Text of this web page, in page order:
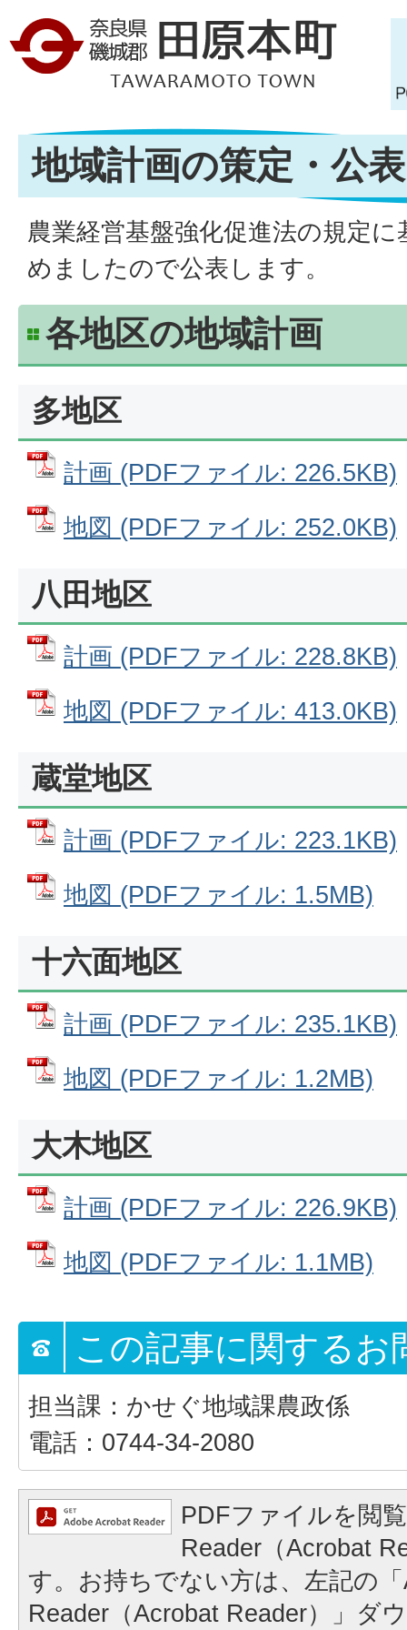
地域計画の策定・公表
農業経営基盤強化促進法の規定
めましたので公表します。
各地区の地域計画
多地区
計画 (PDFファイル: 226.5KB)
地図 (PDFファイル: 252.0KB)
八田地区
計画 (PDFファイル: 228.8KB)
地図 (PDFファイル: 413.0KB)
蔵堂地区
計画 (PDFファイル: 223.1KB)
地図 (PDFファイル: 1.5MB)
十六面地区
計画 (PDFファイル: 235.1KB)
地図 (PDFファイル: 1.2MB)
大木地区
計画 (PDFファイル: 226.9KB)
地図 (PDFファイル: 1.1MB)
この記事に関するお
担当課：かせぐ地域課農政係
電話：0744-34-2080
PDFファイルを閲
Reader（Acrobat
す。お持ちでない方は、左記の
Reader（Acrobat Reader）」ダ